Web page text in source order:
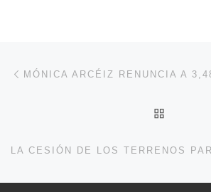
Navegación de entradas